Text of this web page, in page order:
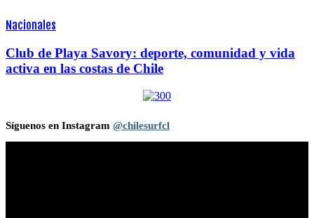
Nacionales
Club de Playa Savory: deporte, comunidad y vida
activa en las costas de Chile
Síguenos en Instagram @chilesurfcl